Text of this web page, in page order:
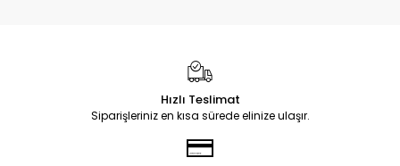
Hızlı Teslimat
Siparişleriniz en kısa sürede elinize ulaşır.